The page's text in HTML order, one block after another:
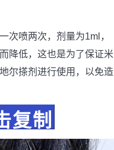
次喷两次，剂量为1ml，
降低，这也是为了保证米
尔搽剂进行使用，以免造
复制